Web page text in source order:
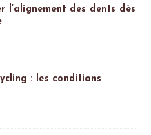
l’alignement des dents dès
: les conditions